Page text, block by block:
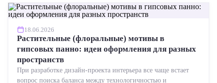
18.06.2026
Растительные (флоральные) мотивы в
гипсовых панно: идеи оформления для разных
пространств
При разработке дизайн-проекта интерьера все чаще встает
вопрос поиска баланса между технологичностью и